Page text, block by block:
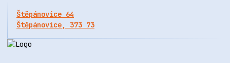
Štěpánovice 64
Štěpánovice, 373 73